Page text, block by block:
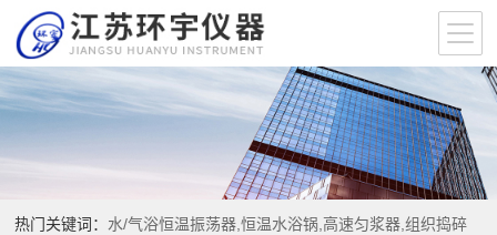
热门关键词： 水/气浴恒温振荡器,恒温水浴锅,高速匀浆器,组织捣碎